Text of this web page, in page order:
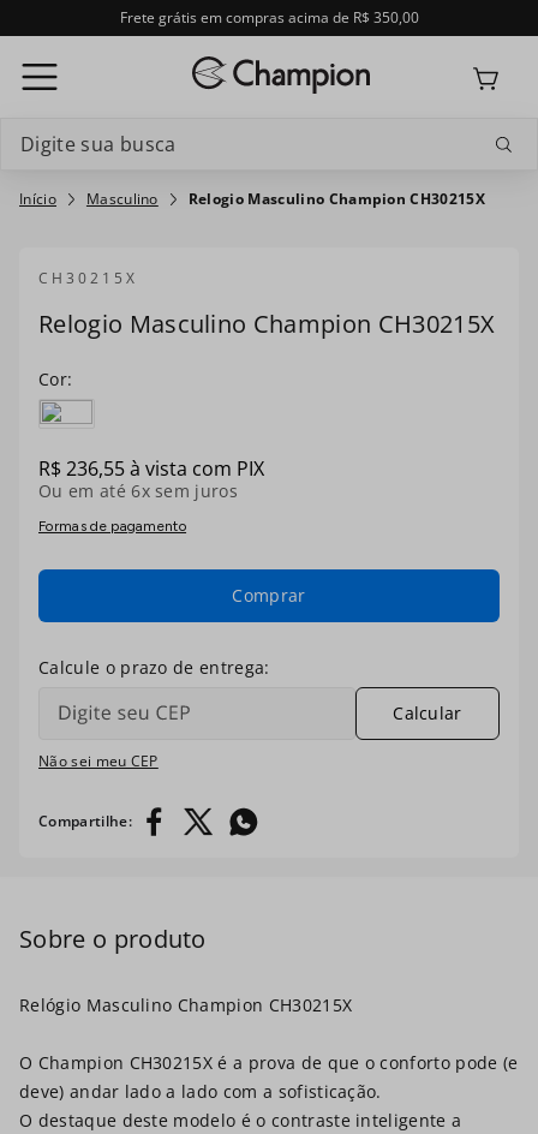
Frete grátis em compras acima de R$ 350,00
Masculino Relogio Masculino Champion CH30215X
CH30215X
Relogio Masculino Champion CH30215X
R$236,55à vista com PIX
Ou em até 6x sem juros
Formas de pagamento
Comprar
Não sei meu CEP
Calcular
Relógio Masculino Champion CH30215X
O Champion CH30215X é a prova de que o conforto pode (e
deve) andar lado a lado com a sofisticação.
O destaque deste modelo é o contraste inteligente a
Termos mais buscados
º troca-pulseira
relogio smartwatch
º
º masculino
relogio prata dourado